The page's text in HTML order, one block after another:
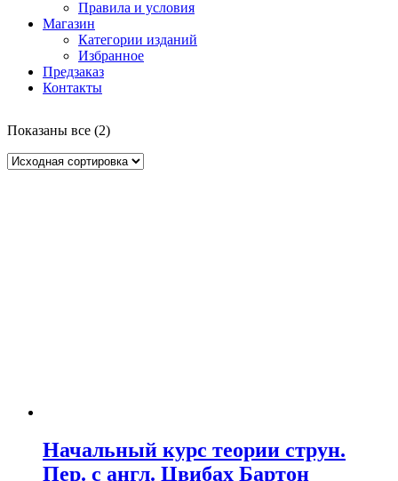
Правила и условия
Магазин
Категории изданий
Избранное
Предзаказ
Контакты
Показаны все (2)
Начальный курс теории струн.
Пер. с англ. Цвибах Бартон